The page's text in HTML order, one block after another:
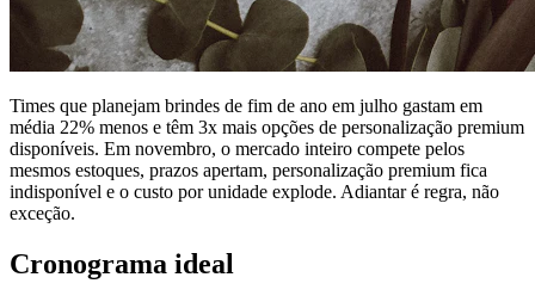
Times que planejam brindes de fim de ano em julho gastam em
média 22% menos e têm 3x mais opções de personalização premium
disponíveis. Em novembro, o mercado inteiro compete pelos
mesmos estoques, prazos apertam, personalização premium fica
indisponível e o custo por unidade explode. Adiantar é regra, não
exceção.
Cronograma ideal